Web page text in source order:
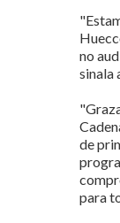
no
sinala
de
para